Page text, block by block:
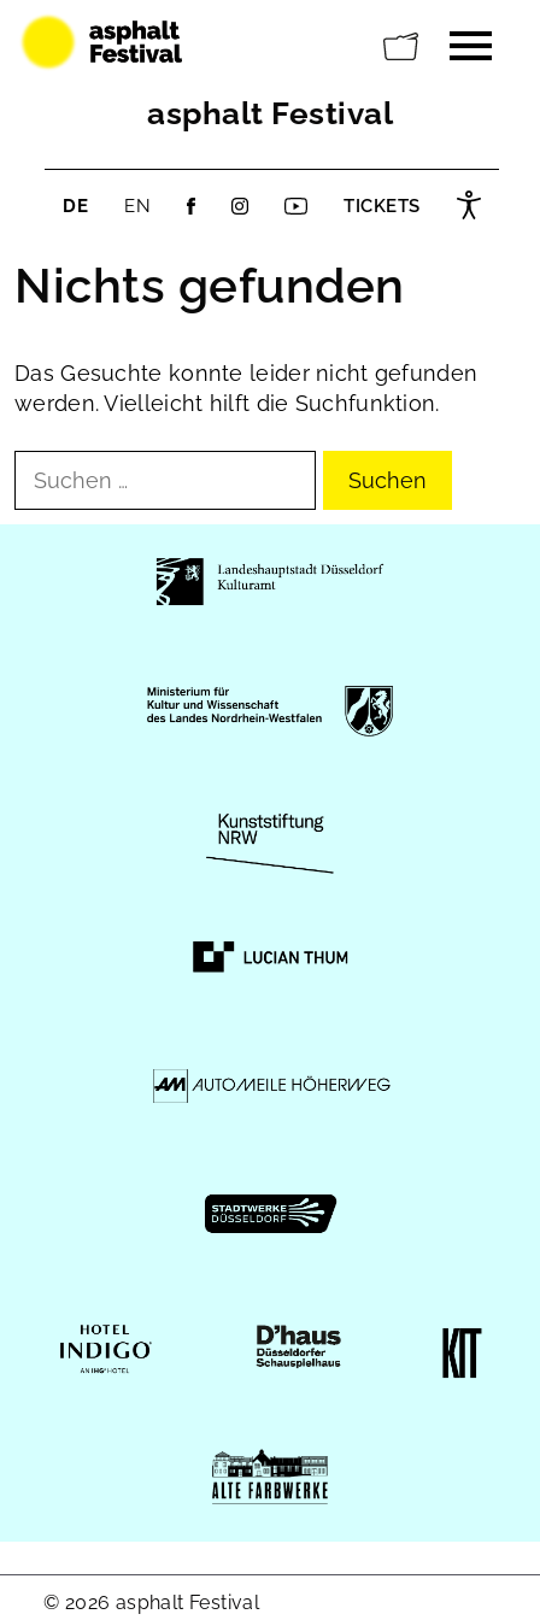
asphalt Festival
DE EN TICKETS
Nichts gefunden
Das Gesuchte konnte leider nicht gefunden
werden. Vielleicht hilft die Suchfunktion.
© 2026 asphalt Festival